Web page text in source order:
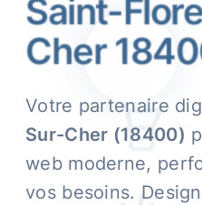
Saint-
Cher
Votre partenaire
Sur-Cher (18400)
web moderne,
vos besoins.